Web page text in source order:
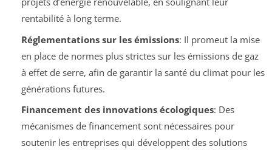
rentabilité à long terme.
Réglementations sur les émissions: Il promeut la mise
en place de normes plus strictes sur les émissions de gaz
à effet de serre, afin de garantir la santé du climat pour les
générations futures.
Financement des innovations écologiques: Des
mécanismes de financement sont nécessaires pour
soutenir les entreprises qui développent des solutions